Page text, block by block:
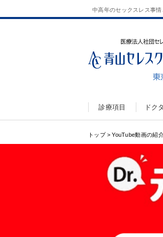
中高年のセックスレス事
診療項目 ドク
トップ > YouTube動画の紹